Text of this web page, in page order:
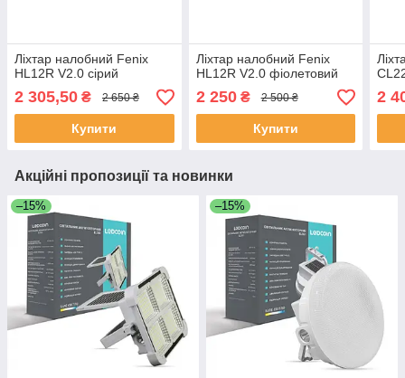
Ліхтар налобний Fenix
HL12R V2.0 сірий
2 305,50 ₴ 2 650 ₴
Купити
Ліхтар налобний Fenix
HL12R V2.0 фіолетовий
2 250₴ 2 500 ₴
Купити
2
Акційні пропозиції та новинки
–15% –15%